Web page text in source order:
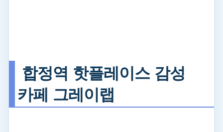
합정역 핫플레이스 감성
카페 그레이랩